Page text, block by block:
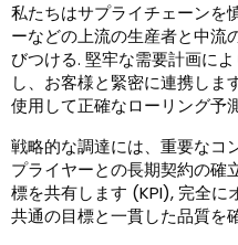
私たちはサプライチェーンを
ーなどの上流の生産者と中流
びつける. 堅牢な需要計画に
し、お客様と緊密に連携しま
使用して正確なローリング予
戦略的な調達には、重要なコ
プライヤーとの長期契約の確
標を共有します (KPI), 完全に
共通の目標と一貫した品質を